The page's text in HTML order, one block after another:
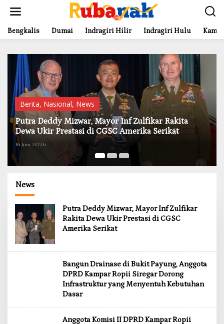
t
Bengkalis Dumai Indragiri Hilir Indragiri Hulu
Berita, Daerah,Kampar ,News,Politik Riau
Bangun Drainase di Bukit Payung, Anggota DPRD
Kampar Ropii Siregar Dorong Infrastruktur yang
Menyentuh Kebutuhan Dasar
19 Mei 2026
News
Putra Deddy Mizwar, Mayor Inf Zulfikar
Rakita Dewa Ukir Prestasi di CGSC
Amerika Serikat
Bangun Drainase di Bukit Payung, Anggota
DPRD Kampar Ropii Siregar Dorong
Infrastruktur yang Menyentuh Kebutuhan
Dasar
Anggota Komisi II DPRD Kampar Ropii